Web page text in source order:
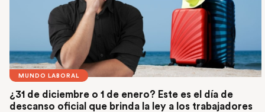
MUNDO LABORAL
¿31 de diciembre o 1 de enero? Este es el día de
descanso oficial que brinda la ley a los trabajadores